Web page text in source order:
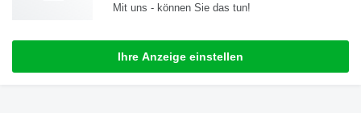
Mit uns - können Sie das tun!
Ihre Anzeige einstellen